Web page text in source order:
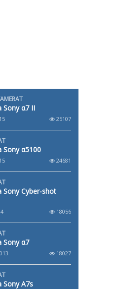
Sony α7 II
25107
Sony α5100
24681
Sony Cyber-shot
18056
Sony α7
18027
Sony A7s